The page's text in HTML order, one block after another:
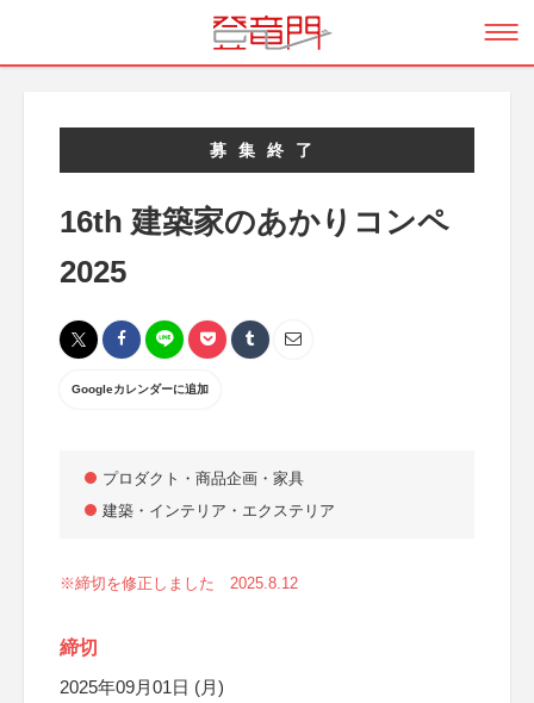
募集終了
16th 建築家のあかりコンペ
2025
Googleカレンダーに追加
プロダクト・商品企画・家具
建築・インテリア・エクステリア
※締切を修正しました 2025.8.12
締切
2025年09月01日 (月)